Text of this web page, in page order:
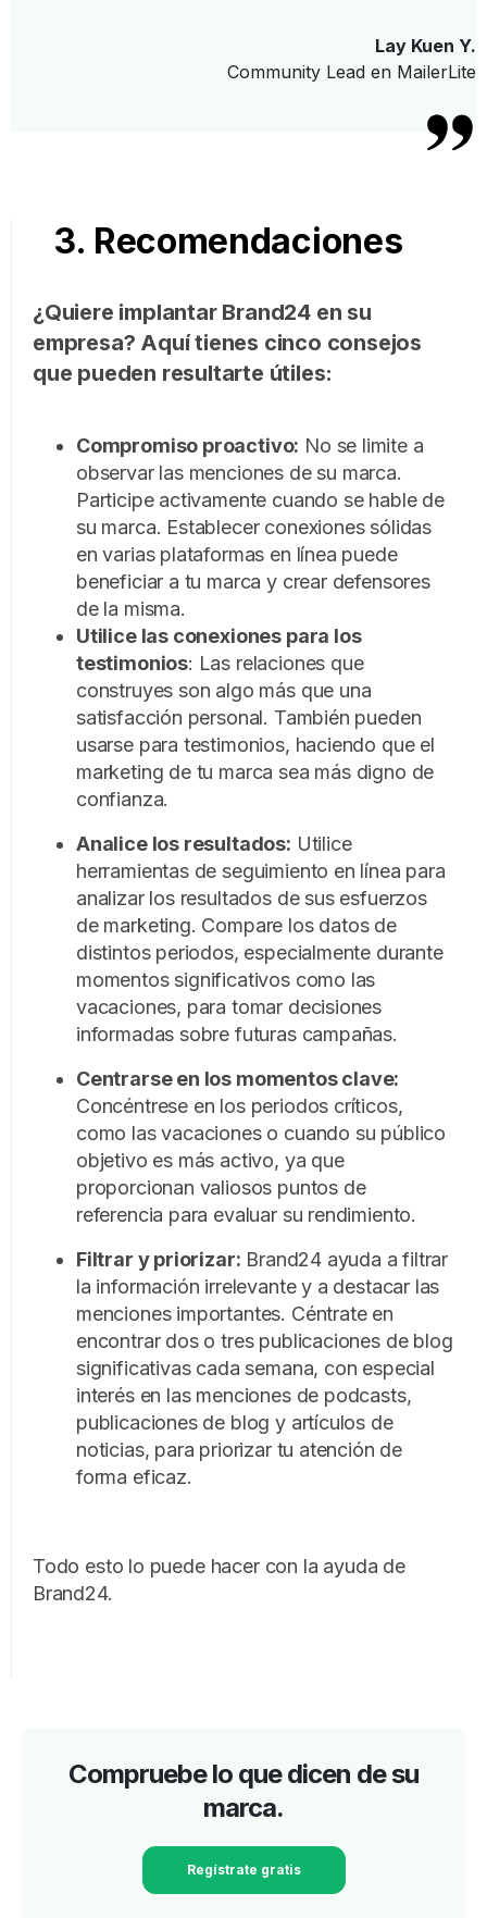
Lay Kuen Y.
Community Lead en MailerLite
3. Recomendaciones
¿Quiere implantar Brand24 en su
empresa? Aquí tienes cinco consejos
que pueden resultarte útiles:
Compromiso proactivo: No se limite a
observar las menciones de su marca.
Participe activamente cuando se hable de
su marca. Establecer conexiones sólidas
en varias plataformas en línea puede
beneficiar a tu marca y crear defensores
de la misma.
Utilice las conexiones para los
testimonios: Las relaciones que
construyes son algo más que una
satisfacción personal. También pueden
usarse para testimonios, haciendo que el
marketing de tu marca sea más digno de
confianza.
Analice los resultados: Utilice
herramientas de seguimiento en línea para
analizar los resultados de sus esfuerzos
de marketing. Compare los datos de
distintos periodos, especialmente durante
momentos significativos como las
vacaciones, para tomar decisiones
informadas sobre futuras campañas.
Centrarse en los momentos clave:
Concéntrese en los periodos críticos,
como las vacaciones o cuando su público
objetivo es más activo, ya que
proporcionan valiosos puntos de
referencia para evaluar su rendimiento.
Filtrar y priorizar: Brand24 ayuda a filtrar
la información irrelevante y a destacar las
menciones importantes. Céntrate en
encontrar dos o tres publicaciones de blog
significativas cada semana, con especial
interés en las menciones de podcasts,
publicaciones de blog y artículos de
noticias, para priorizar tu atención de
forma eficaz.
Todo esto lo puede hacer con la ayuda de
Brand24.
Compruebe lo que dicen de su
marca.
Regístrate gratis